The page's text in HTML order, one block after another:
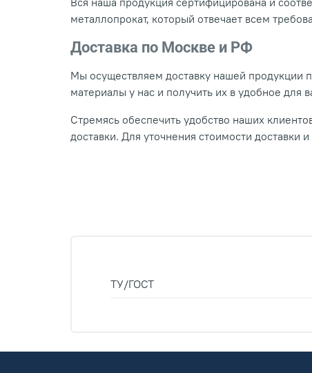
металлопрокат, который отвечает всем
Доставка по Москве и РФ
Мы осуществляем доставку нашей продукции
материалы у нас и получить их в удобное для
Стремясь обеспечить удобство наших
доставки. Для уточнения стоимости
ТУ/ГОСТ